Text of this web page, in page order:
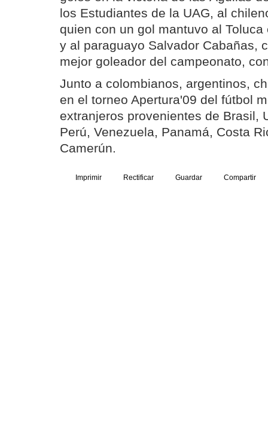
los Estudiantes de la UAG, al
quien con un gol mantuvo al
y al paraguayo Salvador Cabañas,
mejor goleador del campeonato,
Junto a colombianos, argentinos,
en el torneo Apertura'09 del fútbol
extranjeros provenientes de Brasil,
Perú, Venezuela, Panamá, Costa
Camerún.
Imprimir Rectificar Guardar Compartir